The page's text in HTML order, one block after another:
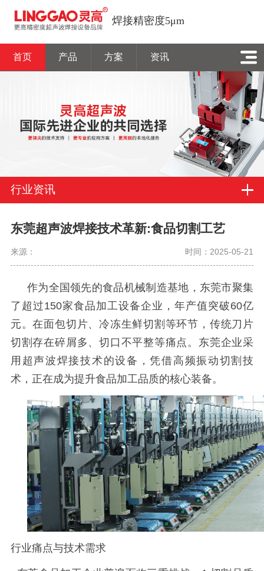
焊接精密度5μm
首页 产品 方案 资讯
行业资讯
东莞超声波焊接技术革新:食品切割工艺
来源： 时间：2025-05-21
作为全国领先的食品机械制造基地，东莞市聚集
了超过150家食品加工设备企业，年产值突破60亿
元。在面包切片、冷冻生鲜切割等环节，传统刀片
切割存在碎屑多、切口不平整等痛点。东莞企业采
用超声波焊接技术的设备 ，凭借高频振动切割技
术，正在成为提升食品加工品质的核心装备。
行业痛点与技术需求